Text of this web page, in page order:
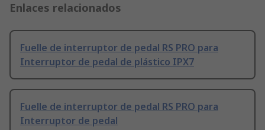
Enlaces relacionados
Fuelle de interruptor de pedal RS PRO para
Interruptor de pedal de plástico IPX7
Fuelle de interruptor de pedal RS PRO para
Interruptor de pedal